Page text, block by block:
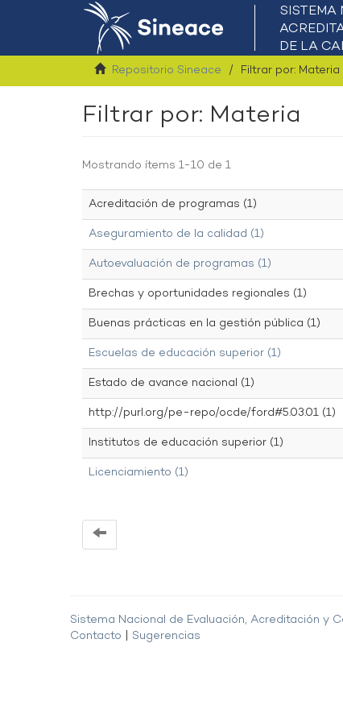
Repositorio Sineace Filtrar por: Materia
Filtrar por: Materia
Mostrando ítems 1-10 de 1
Acreditación de programas (1)
Aseguramiento de la calidad (1)
Autoevaluación de programas (1)
Brechas y oportunidades regionales (1)
Buenas prácticas en la gestión pública (1)
Escuelas de educación superior (1)
Estado de avance nacional (1)
http://purl.org/pe-repo/ocde/ford#5.03.01 (1)
Institutos de educación superior (1)
Licenciamiento (1)
Sistema Nacional de Evaluación, Acreditación y
Contacto
Sugerencias